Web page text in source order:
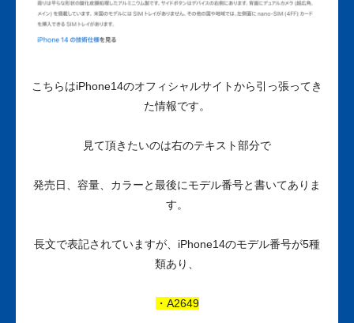
こちらはiPhone14のオフィシャルサイトから引っ張ってき
た情報です。
見て頂きたいのは右のテキスト部分で
発売日、容量、カラーと最後にモデル番号と書いてありま
す。
長文で表記されていますが、iPhone14のモデル番号が5種
類あり、
・A2649